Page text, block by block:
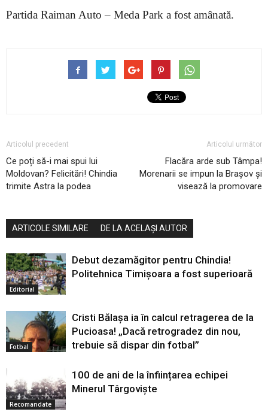
Partida Raiman Auto – Meda Park a fost amânată.
Articolul precedent
Ce poți să-i mai spui lui
Moldovan? Felicitări! Chindia
trimite Astra la podea
Articolul următor
Flacăra arde sub Tâmpa!
Morenarii se impun la Brașov și
visează la promovare
ARTICOLE SIMILARE DE LA ACELAȘI AUTOR
Editorial
Debut dezamăgitor pentru Chindia!
Politehnica Timișoara a fost superioară
Fotbal
Cristi Bălașa ia în calcul retragerea de la
Pucioasa! „Dacă retrogradez din nou,
trebuie să dispar din fotbal”
Recomandate
100 de ani de la înființarea echipei
Minerul Târgoviște